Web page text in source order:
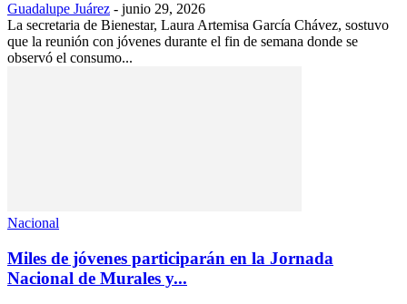
Guadalupe Juárez - junio 29, 2026
La secretaria de Bienestar, Laura Artemisa García Chávez, sostuvo
que la reunión con jóvenes durante el fin de semana donde se
observó el consumo...
Nacional
Miles de jóvenes participarán en la Jornada
Nacional de Murales y...